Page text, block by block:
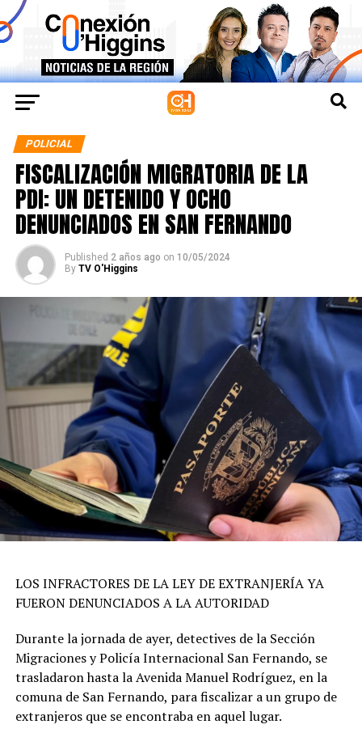
POLICIAL
FISCALIZACIÓN MIGRATORIA DE LA
PDI: UN DETENIDO Y OCHO
DENUNCIADOS EN SAN FERNANDO
Published 2 años ago on 10/05/2024
By TV O'Higgins
LOS INFRACTORES DE LA LEY DE EXTRANJERÍA YA
FUERON DENUNCIADOS A LA AUTORIDAD
Durante la jornada de ayer, detectives de la Sección
Migraciones y Policía Internacional San Fernando, se
trasladaron hasta la Avenida Manuel Rodríguez, en la
comuna de San Fernando, para fiscalizar a un grupo de
extranjeros que se encontraba en aquel lugar.